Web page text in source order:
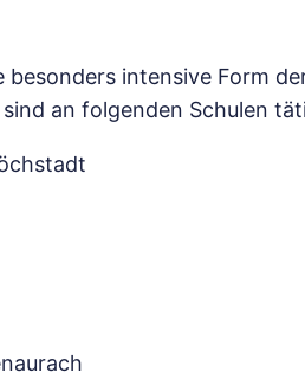
intensive Form
an folgenden Schulen